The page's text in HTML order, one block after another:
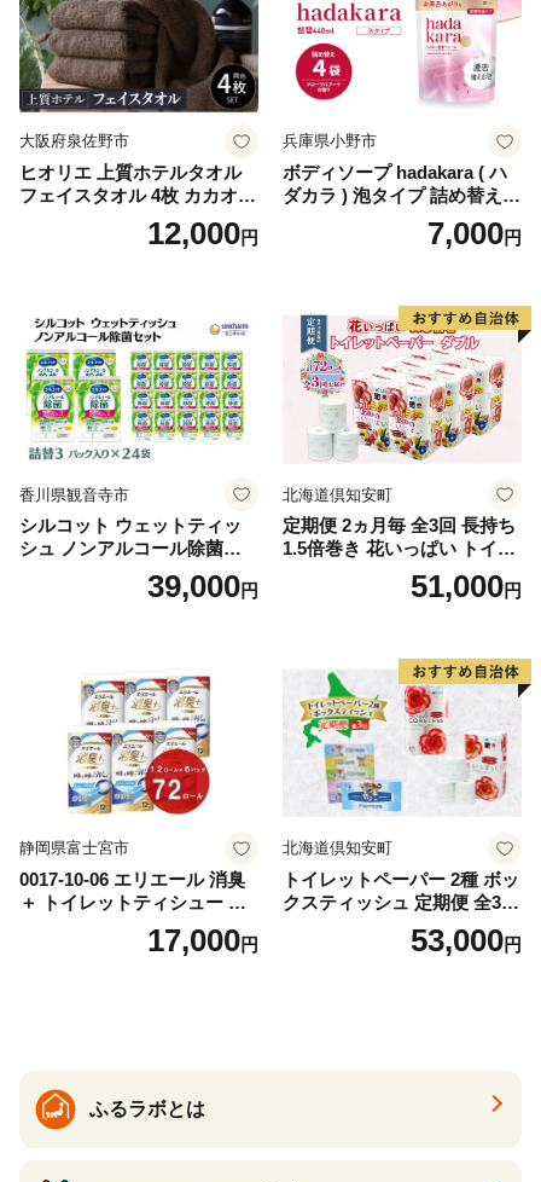
ぺーぱー トイレ クレシア ト
イレットペーパー [BDBH002
-1]
大阪府泉佐野市
ヒオリエ 上質ホテルタオル
フェイスタオル 4枚 カカオ
【タオル 泉州タオル 吸水 普
段使い 無地 シンプル 日用品
12,000円
兵庫県小野市
ボディソープ hadakara ( ハ
ダカラ ) 泡タイプ 詰め替え 4
40ml×4袋 ボディーソープ 泡
ボディソープ 泡 日用品 消耗
泡石鹸 石鹸 兵庫 兵庫県 小野
7,000円
香川県観音寺市
シルコット ウェットティッ
シュ ノンアルコール除菌詰
替（43枚×3P）×24袋 日用品
おもちゃ 拭き取り 手拭き 外
39,000円
北海道倶知安町
定期便 2ヵ月毎 全3回 長持ち
1.5倍巻き 花いっぱい トイレ
ットペーパー ダブル 45ｍ 計
72ロール 全18種 花柄 プリン
ー 消耗品 備蓄 送料無料 北海
道 倶知安町 日用品
51,000円
静岡県富士宮市
0017-10-06 エリエール 消臭
＋ トイレットティシュー し
っかり香るフレッシュクリア
の香り ダブル 12ロール×6パ
17,000円
北海道倶知安町
トイレットペーパー 2種 ボッ
クスティッシュ 定期便 全3
回 日本製 まとめ買い 防災
常備品 日用雑貨 消耗品 生活
53,000円
ふるラボとは